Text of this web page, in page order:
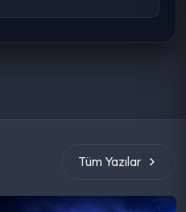
Tüm Yazılar